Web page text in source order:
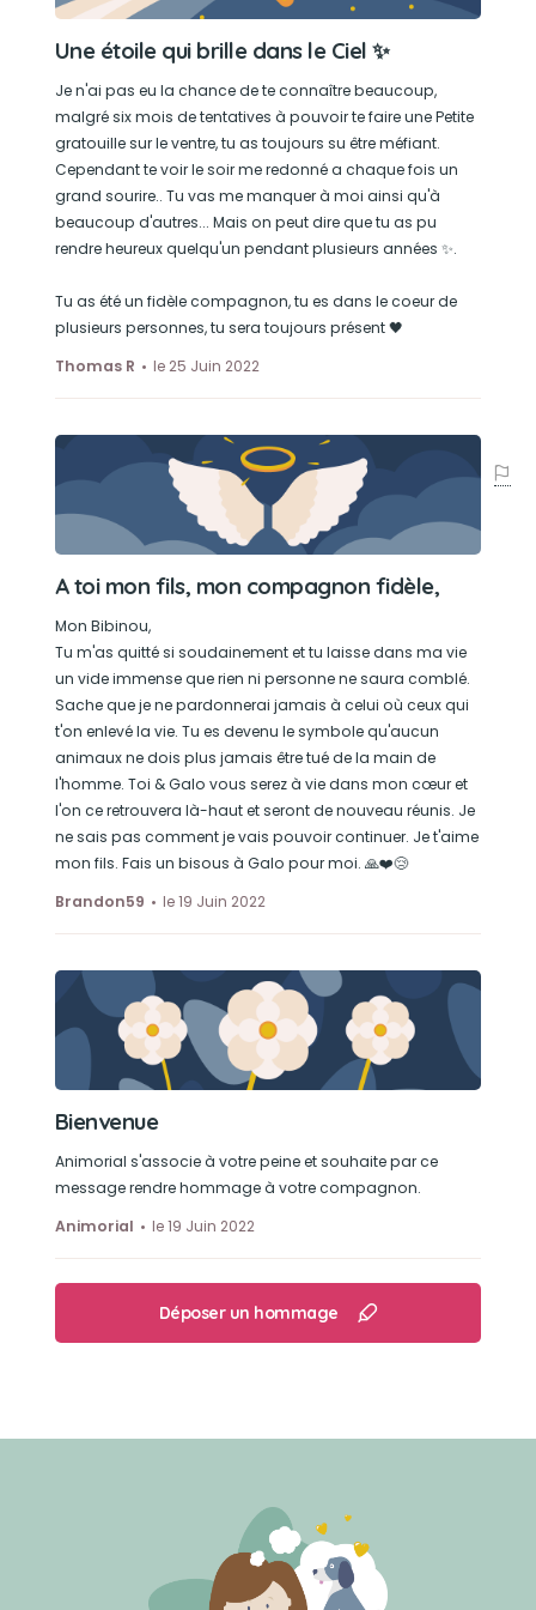
Son loisir préféré
Faire des courses poursuites avec son frère
Galopin. Dormir sur le lit avec moi et faire des
câlins. Courir après les souris. Un aventurier.
Une étoile qui brille dans le Ciel ✨
Je n'ai pas eu la chance de te connaître beaucoup,
malgré six mois de tentatives à pouvoir te faire une Petite
gratouille sur le ventre, tu as toujours su être méfiant.
Cependant te voir le soir me redonné a chaque fois un
grand sourire.. Tu vas me manquer à moi ainsi qu'à
beaucoup d'autres... Mais on peut dire que tu as pu
rendre heureux quelqu'un pendant plusieurs années ✨.
Tu as été un fidèle compagnon, tu es dans le coeur de
plusieurs personnes, tu sera toujours présent 🖤
Thomas R
le 25 Juin 2022
A toi mon fils, mon compagnon fidèle,
Mon Bibinou,
Tu m'as quitté si soudainement et tu laisse dans ma vie
un vide immense que rien ni personne ne saura comblé.
Sache que je ne pardonnerai jamais à celui où ceux qui
t'on enlevé la vie. Tu es devenu le symbole qu'aucun
animaux ne dois plus jamais être tué de la main de
l'homme. Toi & Galo vous serez à vie dans mon cœur et
l'on ce retrouvera là-haut et seront de nouveau réunis. Je
ne sais pas comment je vais pouvoir continuer. Je t'aime
mon fils. Fais un bisous à Galo pour moi. 🙏❤️😢
Brandon59
le 19 Juin 2022
Bienvenue
Animorial s'associe à votre peine et souhaite par ce
message rendre hommage à votre compagnon.
Animorial
le 19 Juin 2022
Déposer un hommage